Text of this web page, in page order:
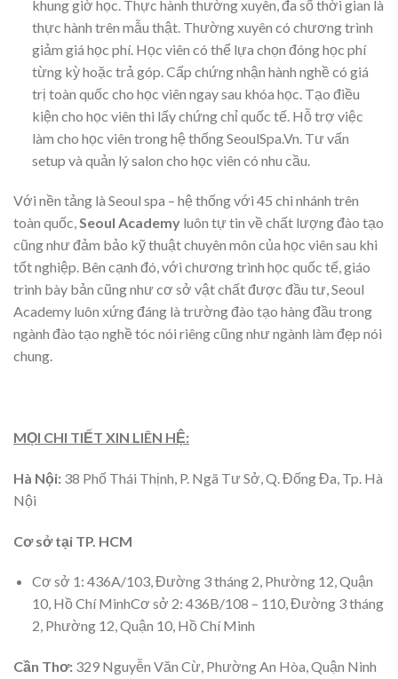
khung giờ học. Thực hành thường xuyên, đa số thời gian là
thực hành trên mẫu thật. Thường xuyên có chương trình
giảm giá học phí. Học viên có thể lựa chọn đóng học phí
từng kỳ hoặc trả góp. Cấp chứng nhận hành nghề có giá
trị toàn quốc cho học viên ngay sau khóa học. Tạo điều
kiện cho học viên thi lấy chứng chỉ quốc tế. Hỗ trợ việc
làm cho học viên trong hệ thống SeoulSpa.Vn. Tư vấn
setup và quản lý salon cho học viên có nhu cầu.
Với nền tảng là Seoul spa – hệ thống với 45 chi nhánh trên
toàn quốc,Seoul Academy luôn tự tin về chất lượng đào tạo
cũng như đảm bảo kỹ thuật chuyên môn của học viên sau khi
tốt nghiệp. Bên cạnh đó, với chương trình học quốc tế, giáo
trình bày bản cũng như cơ sở vật chất được đầu tư, Seoul
Academy luôn xứng đáng là trường đào tạo hàng đầu trong
ngành đào tạo nghề tóc nói riêng cũng như ngành làm đẹp nói
chung.
MỌI CHI TIẾT XIN LIÊN HỆ:
Hà Nội: 38 Phố Thái Thịnh, P. Ngã Tư Sở, Q. Đống Đa, Tp. Hà
Nội
Cơ sở tại TP. HCM
Cơ sở 1: 436A/103, Đường 3 tháng 2, Phường 12, Quận
10, Hồ Chí MinhCơ sở 2: 436B/108 – 110, Đường 3 tháng
2, Phường 12, Quận 10, Hồ Chí Minh
Cần Thơ: 329 Nguyễn Văn Cừ, Phường An Hòa, Quận Ninh